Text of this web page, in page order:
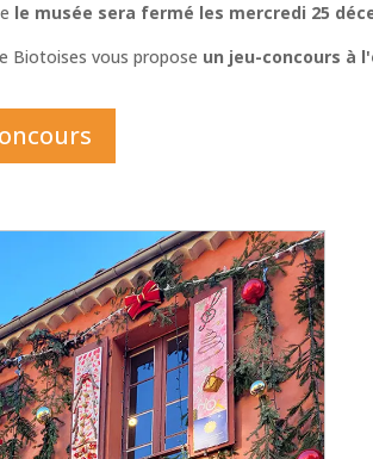
le musée sera fermé les mercredi 25
Biotoises vous propose un jeu-concours à